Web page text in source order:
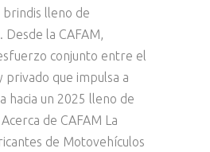
brindis lleno de
la CAFAM,
conjunto entre el
privado que impulsa a
hacia un 2025 lleno de
de CAFAM La
de Motovehículos